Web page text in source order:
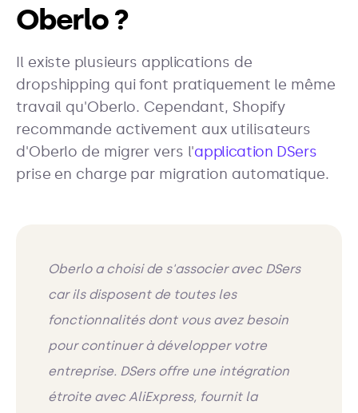
Oberlo ?
Il existe plusieurs applications de
dropshipping qui font pratiquement le même
travail qu'Oberlo. Cependant, Shopify
recommande activement aux utilisateurs
d'Oberlo de migrer vers l'application DSers
prise en charge par migration automatique.
Oberlo a choisi de s'associer avec DSers
car ils disposent de toutes les
fonctionnalités dont vous avez besoin
pour continuer à développer votre
entreprise. DSers offre une intégration
étroite avec AliExpress, fournit la